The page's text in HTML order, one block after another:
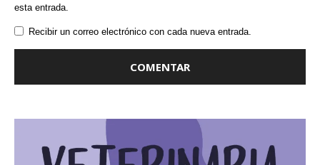
esta entrada.
Recibir un correo electrónico con cada nueva entrada.